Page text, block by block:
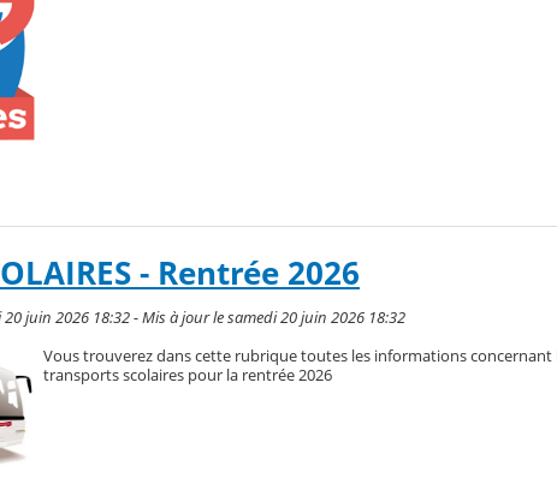
- Rentrée 2026
20 juin 2026 18:32 - Mis à jour le samedi 20 juin 2026 18:32
Vous trouverez dans cette rubrique toutes les informations concernant
transports scolaires pour la rentrée 2026